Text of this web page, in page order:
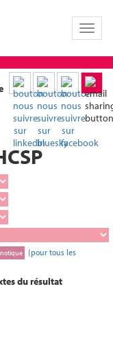
Toggle
(pour tous les
du résultat